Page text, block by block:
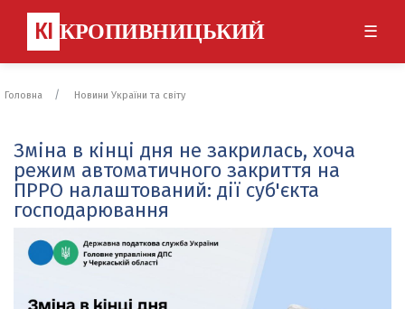
КІ КРОПИВНИЦЬКИЙ ☰
Головна Новини України та світу
Зміна в кінці дня не закрилась, хоча
режим автоматичного закриття на
ПРРО налаштований: дії суб'єкта
господарювання